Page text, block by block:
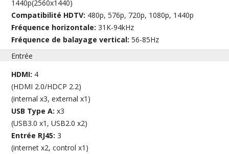
1440p(2560x1440)
Compatibilité HDTV: 480p, 576p, 720p, 1080p, 1440p
Fréquence horizontale:31K-94kHz
Fréquence de balayage vertical:56-85Hz
Entrée
HDMI: 4
(HDMI 2.0/HDCP 2.2)
(internal x3, external x1)
USB Type A:x3
(USB3.0 x1, USB2.0 x2)
Entrée RJ45:3
(internet x2, control x1)